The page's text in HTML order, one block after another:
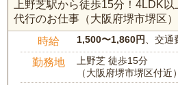
上野芝駅から徒歩15分！4LDK
代行のお仕事（大阪府堺市堺区）
時給 1,500〜1,860円 、交
勤務地
上野芝 徒歩15分
（大阪府堺市堺区付近）